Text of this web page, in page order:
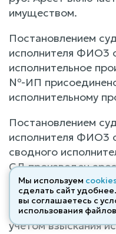
имуществом.
Постановлением
исполнителя
исполнительное
№-ИП
исполнительному
Постановлением
исполнителя ФИО3
сводного
СД произведен
принадлежащего
объеме,
требований
учетом взыскания
Мы используем
сделать сайт
вы соглашаетесь с
использования